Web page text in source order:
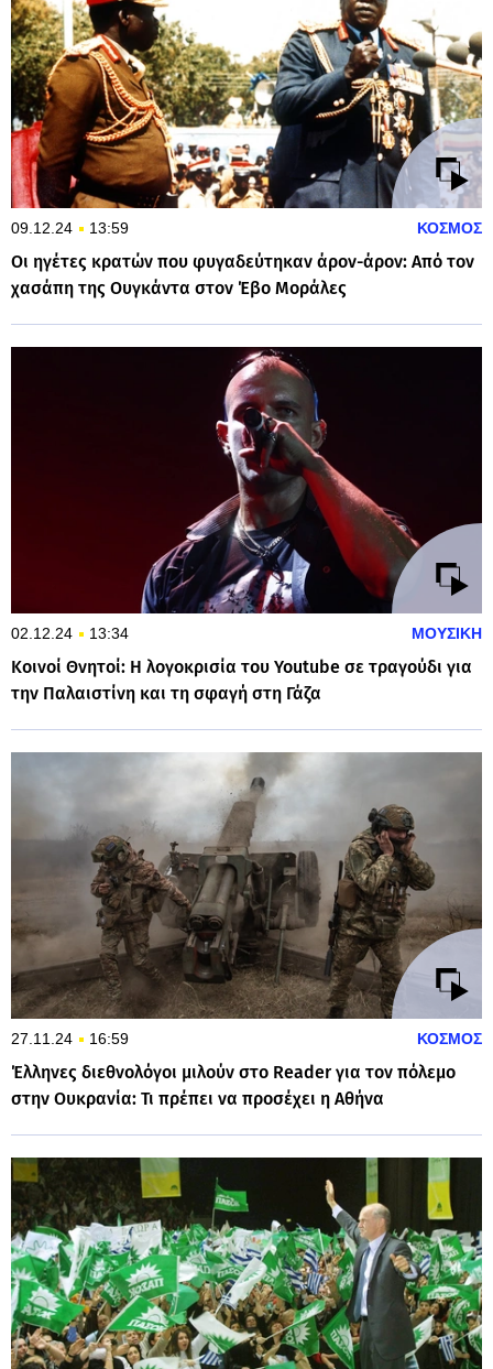
09.12.24 13:59 ΚΟΣΜΟΣ
Οι ηγέτες κρατών που φυγαδεύτηκαν άρον-άρον: Από τον
χασάπη της Ουγκάντα στον Έβο Μοράλες
02.12.24 13:34 ΜΟΥΣΙΚΗ
Κοινοί Θνητοί: Η λογοκρισία του Youtube σε τραγούδι για
την Παλαιστίνη και τη σφαγή στη Γάζα
27.11.24 16:59 ΚΟΣΜΟΣ
Έλληνες διεθνολόγοι μιλούν στο Reader για τον πόλεμο
στην Ουκρανία: Τι πρέπει να προσέχει η Αθήνα